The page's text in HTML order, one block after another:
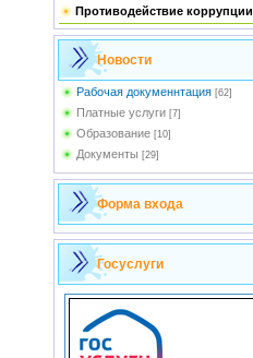
Противодействие коррупции
Новости
Рабочая докуменнтация [62]
Платные услуги [7]
Образование [10]
Документы [29]
Форма входа
Госуслуги